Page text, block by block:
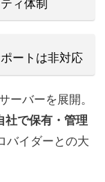
ィ体制
ートは非対応
ーバーを展開。
社で保有・管理
バイダーとの大